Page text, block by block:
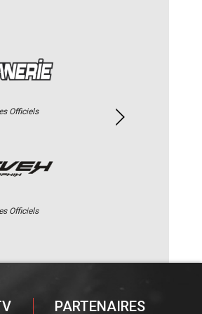
Officiels
Officiels
PARTENAIRES